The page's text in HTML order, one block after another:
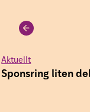
Aktuellt
Sponsring liten